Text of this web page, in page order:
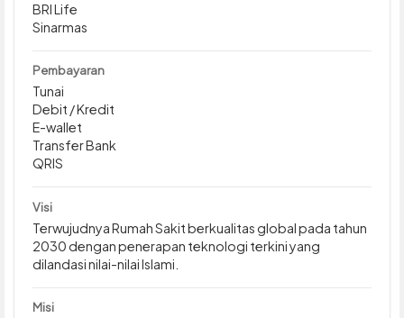
BRI Life
Sinarmas
Pembayaran
Tunai
Debit / Kredit
E-wallet
Transfer Bank
QRIS
Visi
Terwujudnya Rumah Sakit berkualitas global pada tahun
2030 dengan penerapan teknologi terkini yang
dilandasi nilai-nilai Islami.
Misi